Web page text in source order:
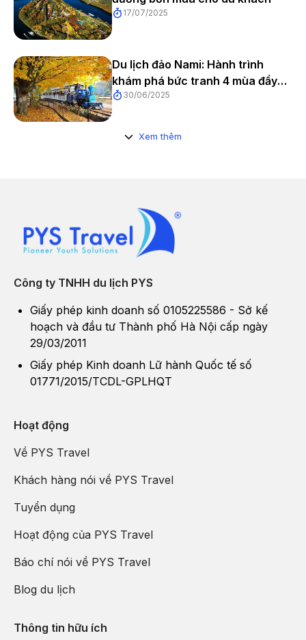
2. Chiêm ngưỡng vẻ đẹp của The Garden of
Cách Nami Island - đảo Nami 1 giờ đi xe bus. The Garden Of
The Morning Calm là một khu vườn rộng lớn với các loài hoa và
thực vật mơn mởn suốt bốn mùa. Tựa như không gian bên
trong xứ sở thần tiên của Alice khu vườn có đến 30 chủ đề khác
nhau như vườn Hàn Quốc, vườn châu Âu, vườn thảo mộc, vườn
Vào mỗi thời điểm trong năm khu vườn ban mai tĩnh lặng sẽ tổ
tĩnh lặng còn lộng lẫy hơn khi về đêm. Vào buổi đêm khu vườn
3. Lạc vào Làng Pháp thu nhỏ
nhưng lại có những ngôi nhà, tòa thành được xây dựng theo
17/07/2025
Du lịch đảo Nami: Hành trình
khám phá bức tranh 4 mùa đầy
mê hoặc
30/06/2025
Xem thêm
Công ty TNHH du lịch PYS
Giấy phép kinh doanh số 0105225586 - Sở kế
hoạch và đầu tư Thành phố Hà Nội cấp ngày
29/03/2011
Giấy phép Kinh doanh Lữ hành Quốc tế số
01771/2015/TCDL-GPLHQT
Hoạt động
Về PYS Travel
Khách hàng nói về PYS Travel
Tuyển dụng
Hoạt động của PYS Travel
Báo chí nói về PYS Travel
Blog du lịch
Thông tin hữu ích